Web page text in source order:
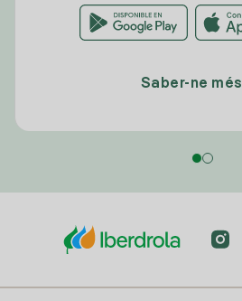
Saber-ne més